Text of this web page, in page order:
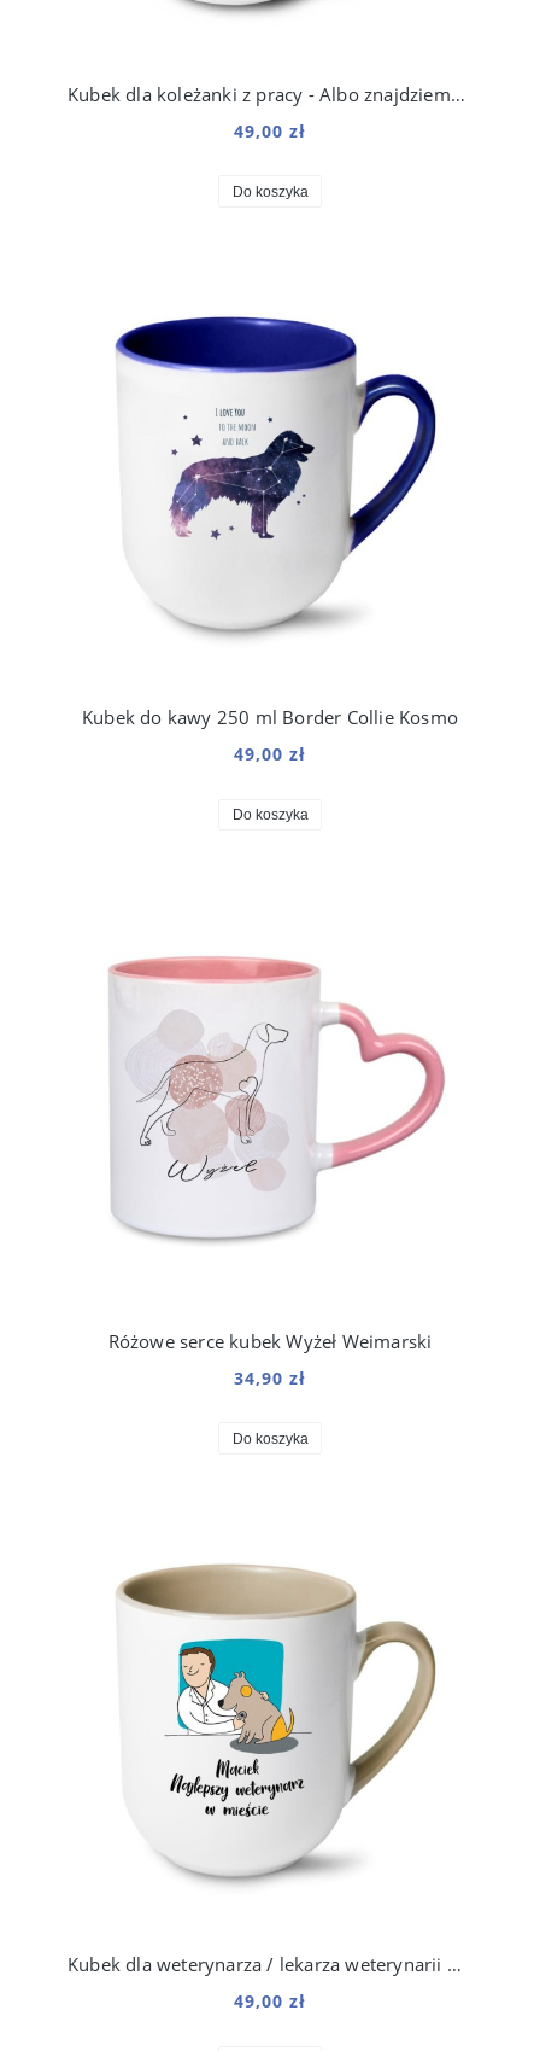
Kubek dla koleżanki z pracy - Albo znajdziemy sposób, albo go stworzymy 250 ml
49,00 zł
Do koszyka
Kubek do kawy 250 ml Border Collie Kosmo
49,00 zł
Do koszyka
Różowe serce kubek Wyżeł Weimarski
34,90 zł
Do koszyka
Kubek dla weterynarza / lekarza weterynarii 250 ml
49,00 zł